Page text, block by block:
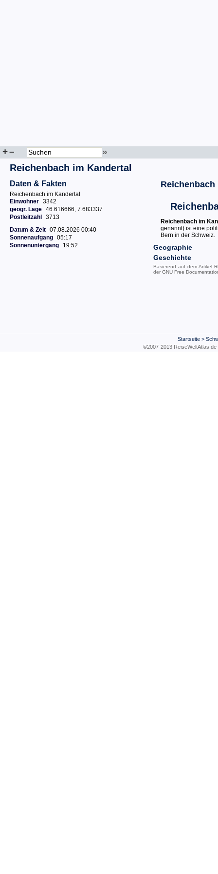
+– »
Reichenbach im Kandertal
Daten & Fakten
Reichenbach im Kandertal
Einwohner 3342
geogr. Lage 46.616666, 7.683337
Postleitzahl
3713
Datum & Zeit 07.08.2026 00:40
Sonnenaufgang 05:17
Sonnenuntergang
19:52
Reichenbach im
genannt) ist eine
Bern in der Schweiz.
Geographie
Geschichte
Basierend auf dem Artikel
der GNU Free
Startseite >
©2007-2013